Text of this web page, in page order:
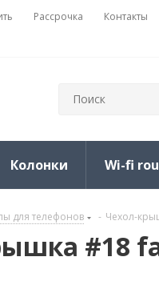
Рассрочка Контакты
Колонки Wi-fi
для телефонов - Чехол-
#18